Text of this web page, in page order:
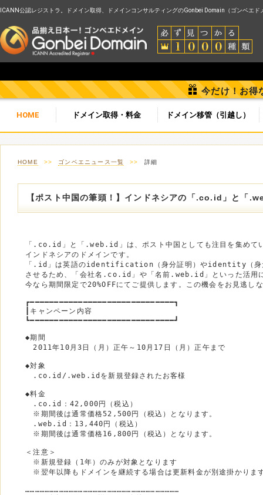
ICANN公認レジストラ。ドメイン取得、ドメインコンサルティングのGonbei Domain（ゴンベエド
今だけ！お得
HOME ドメイン取得・料金 ドメイン移管（引越し）
HOME >> ゴンベエニュース一覧 >> 詳細
【ポスト中国の筆頭！】インドネシアの「.co.id」と「
「.co.id」と「.web.id」は、ポスト中国としても注目を集めて
インドネシアのドメインです。
「.id」は英語のidentification（身分証明）やidentity（身元
させるため、「会社名.co.id」や「名前.web.id」といった活用
今なら期間限定で20%OFFにてご提供します。この機会をお見逃し
┏━━━━━━━━━━━━━━━━━━━━━━━━━━━━━━┓
┃キャンペーン内容　　　　　　　　　　　　　　　　　　　　
┗━━━━━━━━━━━━━━━━━━━━━━━━━━━━━━┛
◆期間
2011年10月3日（月）正午～10月17日（月）正午まで
◆対象
.co.id/.web.idを新規登録されたお客様
◆料金
.co.id：42,000円（税込）
※期間後は通常価格52,500円（税込）となります。
.web.id：13,440円（税込）
※期間後は通常価格16,800円（税込）となります。
＜注意＞
※新規登録（1年）のみが対象となります
※翌年以降もドメインを継続する場合は更新料金が別途掛かりま
……………………………………………………………………………………